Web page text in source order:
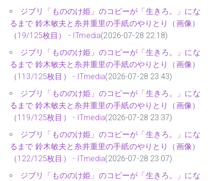
ジブリ「もののけ姫」のコピーが「生きろ。」にな
るまで 鈴木敏夫と糸井重里の手紙のやりとり（画像）
（19/125枚目） - ITmedia(2026-07-28 22:18)
ジブリ「もののけ姫」のコピーが「生きろ。」にな
るまで 鈴木敏夫と糸井重里の手紙のやりとり（画像）
（113/125枚目） - ITmedia(2026-07-28 23:43)
ジブリ「もののけ姫」のコピーが「生きろ。」にな
るまで 鈴木敏夫と糸井重里の手紙のやりとり（画像）
（119/125枚目） - ITmedia(2026-07-28 23:37)
ジブリ「もののけ姫」のコピーが「生きろ。」にな
るまで 鈴木敏夫と糸井重里の手紙のやりとり（画像）
（122/125枚目） - ITmedia(2026-07-28 23:07)
ジブリ「もののけ姫」のコピーが「生きろ。」にな